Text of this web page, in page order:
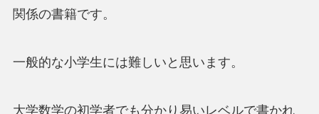
関係の書籍です。
一般的な小学生には難しいと思います。
大学数学の初学者でも分かり易いレベルで書かれ